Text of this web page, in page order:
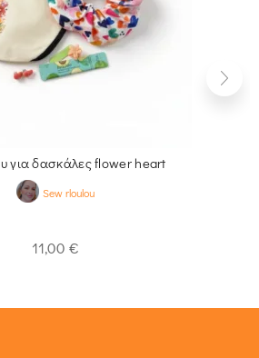
για δασκάλες flower heart
Sew rloulou
11,00 €